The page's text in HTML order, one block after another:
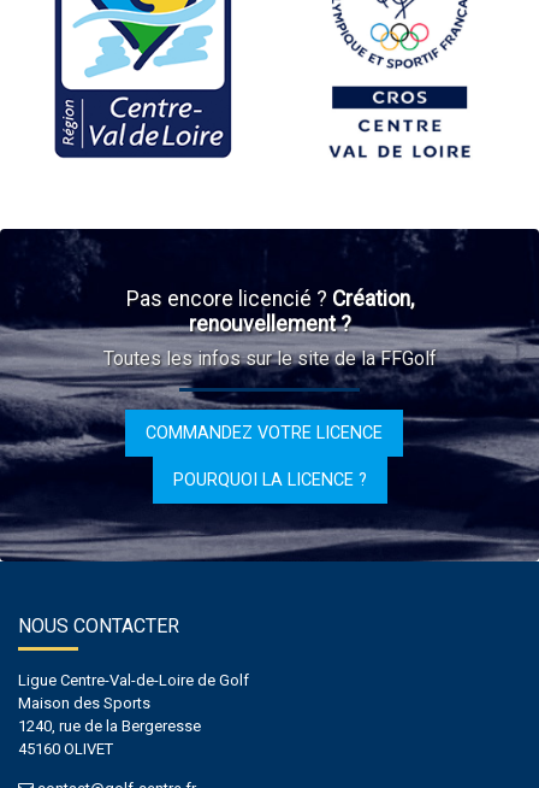
Pas encore licencié ? Création,
renouvellement ?
Toutes les infos sur le site de la FFGolf
COMMANDEZ VOTRE LICENCE
POURQUOI LA LICENCE ?
NOUS CONTACTER
Ligue Centre-Val-de-Loire de Golf
Maison des Sports
1240, rue de la Bergeresse
45160 OLIVET